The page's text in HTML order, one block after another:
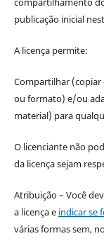
publicação inicial
A licença permite:
Compartilhar
ou formato) e/ou
material) para
O licenciante não
da licença sejam
Atribuição – Você
a licença e indicar se
várias formas sem,